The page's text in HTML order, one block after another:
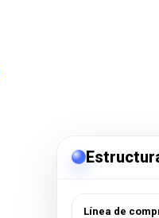
Línea de